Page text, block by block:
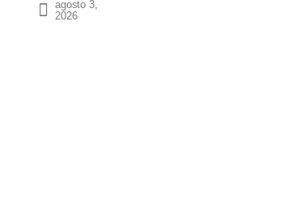
agosto 3,
2026